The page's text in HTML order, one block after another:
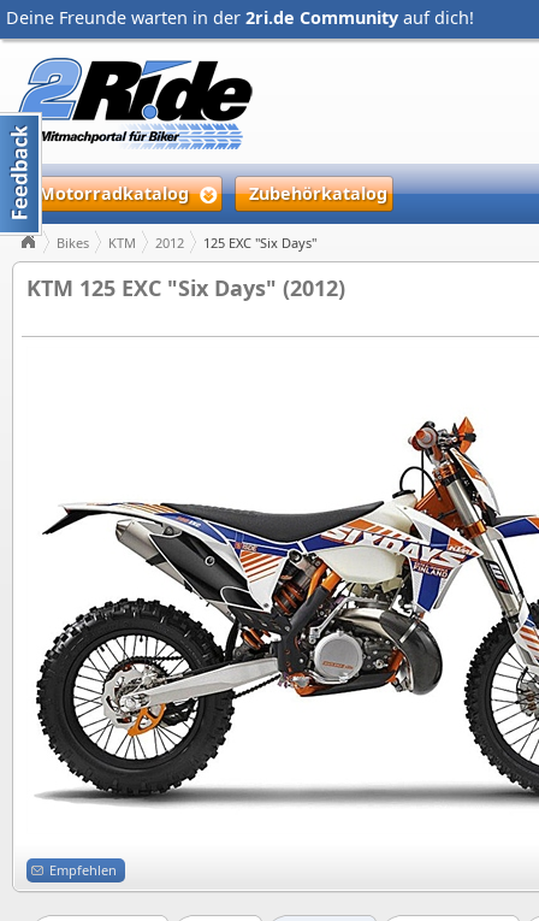
Deine Freunde warten in der 2ri.de Community auf dich!
Motorradkatalog Zubehörkatalog
Bikes KTM 2012 125 EXC "Six Days"
KTM 125 EXC "Six Days" (2012)
Empfehlen